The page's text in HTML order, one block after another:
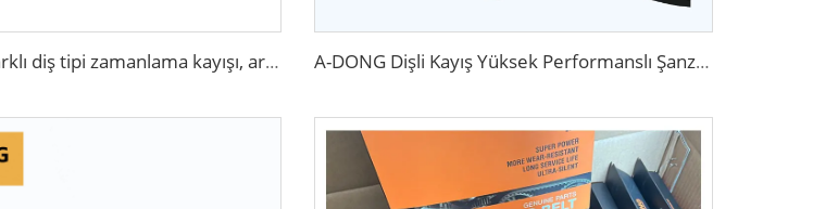
Gürültüsüz, farklı diş tipi zamanlama kayışı, araba motorlarını korur, Çin fabrikası HNBR/CR malzemeleri A-DONG Dişli Kayış Yüksek Performanslı Şanzıman Kayışları